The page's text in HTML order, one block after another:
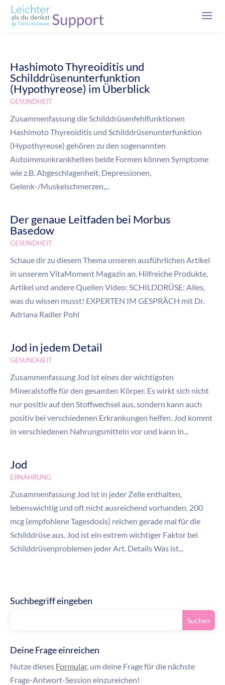
Hashimoto Thyreoiditis und
Schilddrüsenunterfunktion
(Hypothyreose) im Überblick
GESUNDHEIT
Zusammenfassung die Schilddrüsenfehlfunktionen
Hashimoto Thyreoiditis und Schilddrüsenunterfunktion
(Hypothyreose) gehören zu den sogenannten
Autoimmunkrankheiten beide Formen können Symptome
wie z.B. Abgeschlagenheit, Depressionen,
Gelenk-/Muskelschmerzen,...
Der genaue Leitfaden bei Morbus
Basedow
GESUNDHEIT
Schaue dir zu diesem Thema unseren ausführlichen Artikel
in unserem VitaMoment Magazin an. Hilfreiche Produkte,
Artikel und andere Quellen Video: SCHILDDRÜSE: Alles,
was du wissen musst! EXPERTEN IM GESPRÄCH mit Dr.
Adriana Radler Pohl
Jod in jedem Detail
GESUNDHEIT
Zusammenfassung Jod ist eines der wichtigsten
Mineralstoffe für den gesamten Körper. Es wirkt sich nicht
nur positiv auf den Stoffwechsel aus, sondern kann auch
positiv bei verschiedenen Erkrankungen helfen. Jod kommt
in verschiedenen Nahrungsmitteln vor und kann in...
Jod
ERNÄHRUNG
Zusammenfassung Jod ist in jeder Zelle enthalten,
lebenswichtig und oft nicht ausreichend vorhanden. 200
mcg (empfohlene Tagesdosis) reichen gerade mal für die
Schilddrüse aus. Jod ist ein extrem wichtiger Faktor bei
Schilddrüsenproblemen jeder Art. Details Was ist...
Suchbegriff eingeben
Deine Frage einreichen
Nutze dieses Formular, um deine Frage für die nächste
Frage-Antwort-Session einzureichen!